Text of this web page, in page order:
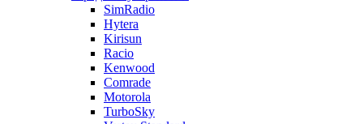
SimRadio
Hytera
Kirisun
Racio
Kenwood
Comrade
Motorola
TurboSky